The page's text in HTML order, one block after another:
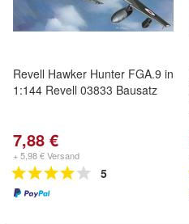
Revell Hawker Hunter FGA.9 in
1:144 Revell 03833 Bausatz
7,88 €
+ 5,98 € Versand
5